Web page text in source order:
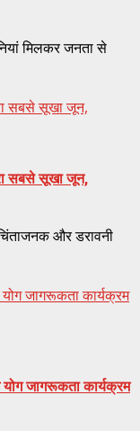
मिलकर जनता से
सबसे सूखा जून,
सबसे सूखा जून,
और डरावनी
योग जागरूकता कार्यक्रम
योग जागरूकता कार्यक्रम